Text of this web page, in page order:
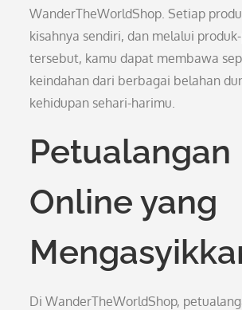
WanderTheWorldShop. Setiap
kisahnya sendiri, dan melalui
tersebut, kamu dapat membawa
keindahan dari berbagai belahan
kehidupan sehari-harimu.
Petualangan
Online yang
Di WanderTheWorldShop,